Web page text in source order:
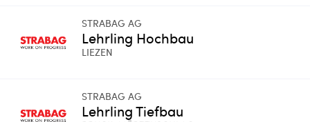
STRABAG AG
Lehrling Hochbau
LIEZEN
STRABAG AG
Lehrling Tiefbau